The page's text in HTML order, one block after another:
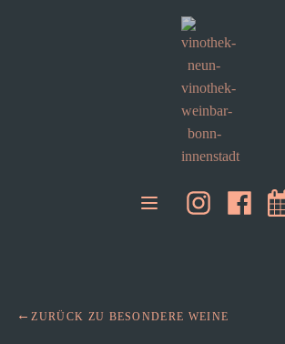
ZURÜCK ZU BESONDERE WEINE